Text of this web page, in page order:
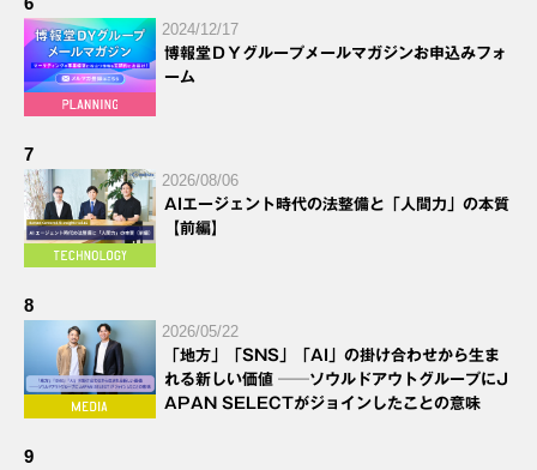
2024/12/17
博報堂ＤＹグループメールマガジンお申込みフォ
ーム
7
2026/08/06
AIエージェント時代の法整備と「人間力」の本質
【前編】
8
2026/05/22
「地方」「SNS」「AI」の掛け合わせから生ま
れる新しい価値 ──ソウルドアウトグループにJ
APAN SELECTがジョインしたことの意味
9